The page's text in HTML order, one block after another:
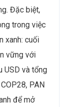
Đặc biệt,
trong việc
xanh: cuối
vững với
USD và tổng
PAN
để mở